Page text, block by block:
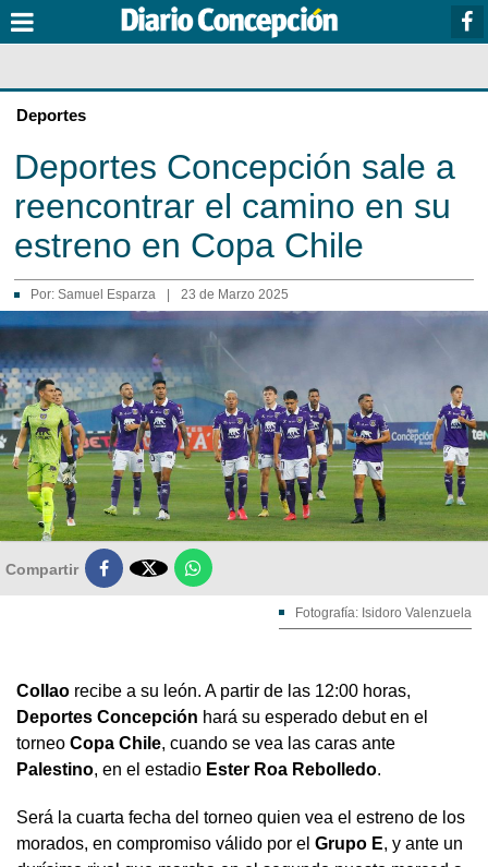
Deportes
Deportes Concepción sale a
reencontrar el camino en su
estreno en Copa Chile
Por: Samuel Esparza 23 de Marzo 2025
Compartir 
Fotografía: Isidoro Valenzuela
Collao recibe a su león. A partir de las 12:00 horas,
Deportes Concepción hará su esperado debut en el
torneo Copa Chile, cuando se vea las caras ante
Palestino, en el estadio Ester Roa Rebolledo.
Será la cuarta fecha del torneo quien vea el estreno de los
morados, en compromiso válido por el Grupo E, y ante un